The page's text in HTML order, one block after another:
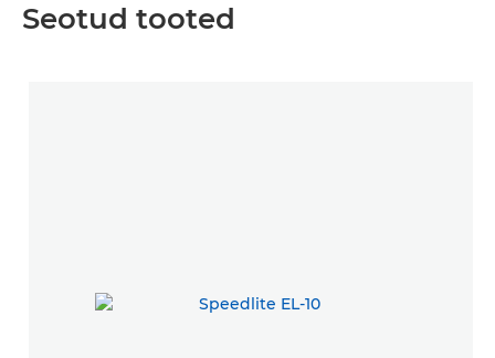
Seotud tooted